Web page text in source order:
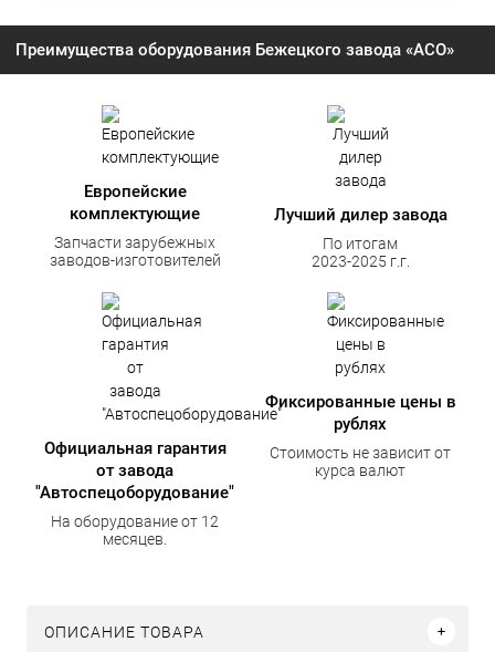
Преимущества оборудования Бежецкого завода «АСО»
Европейские
комплектующие
Запчасти зарубежных
заводов-изготовителей
Лучший дилер завода
По итогам
2023-2025 г.г.
Официальная гарантия
от завода
"Автоспецоборудование"
На оборудование от 12
месяцев.
Фиксированные цены в
рублях
Стоимость не зависит от
курса валют
ОПИСАНИЕ ТОВАРА